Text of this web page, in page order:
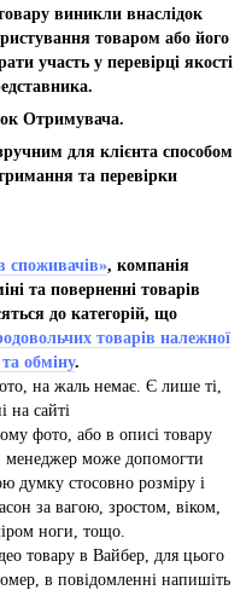
виникли внаслідок
товаром або його
участь у перевірці якості
Отримувача.
для клієнта способом
та перевірки
споживачів», компанія
та поверненні товарів
до категорій, що
товарів належної
обміну.
на жаль немає. Є лише ті,
на сайті
фото, або в описі товару
менеджер може допомогти
думку стосовно розміру і
за вагою, зростом, віком,
ноги, тощо.
товару в Вайбер, для цього
в повідомленні напишіть